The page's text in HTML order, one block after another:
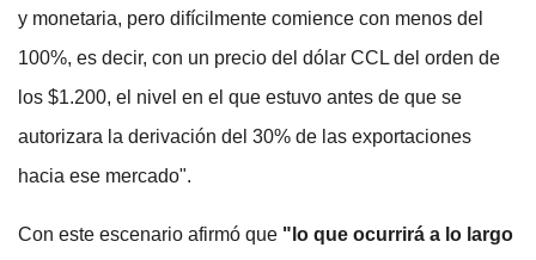
y monetaria, pero difícilmente comience con menos del
100%, es decir, con un precio del dólar CCL del orden de
los $1.200, el nivel en el que estuvo antes de que se
autorizara la derivación del 30% de las exportaciones
hacia ese mercado".
Con este escenario afirmó que "lo que ocurrirá a lo largo